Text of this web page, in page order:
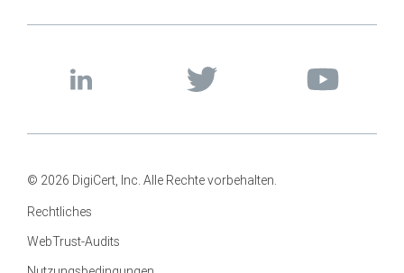
© 2026 DigiCert, Inc. Alle Rechte vorbehalten.
Rechtliches
WebTrust-Audits